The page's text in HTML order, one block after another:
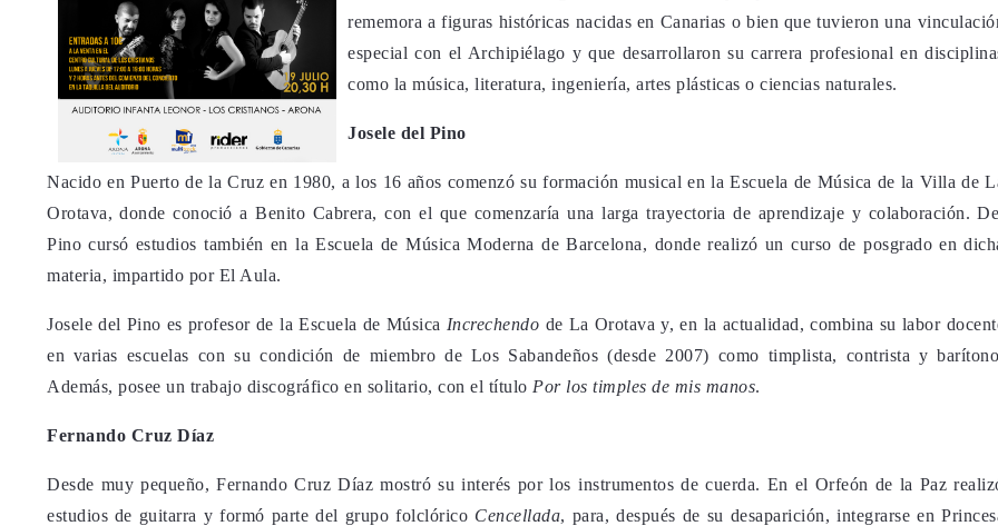
rememora a figuras históricas nacidas en Canarias o bien que tuvieron una
especial con el Archipiélago y que desarrollaron su carrera profesional en
como la música, literatura, ingeniería, artes plásticas o ciencias naturales.
Josele del Pino
Nacido en Puerto de la Cruz en 1980, a los 16 años comenzó su formación musical en la Escuela de Música de la Villa de
Orotava, donde conoció a Benito Cabrera, con el que comenzaría una larga trayectoria de aprendizaje y colaboración.
Pino cursó estudios también en la Escuela de Música Moderna de Barcelona, donde realizó un curso de posgrado en
materia, impartido por El Aula.
Josele del Pino es profesor de la Escuela de Música Increchendo de La Orotava y, en la actualidad, combina su labor
en varias escuelas con su condición de miembro de Los Sabandeños (desde 2007) como timplista, contrista y
Además, posee un trabajo discográfico en solitario, con el título Por los timples de mis manos.
Fernando Cruz Díaz
Desde muy pequeño, Fernando Cruz Díaz mostró su interés por los instrumentos de cuerda. En el Orfeón de la Paz
estudios de guitarra y formó parte del grupo folclórico Cencellada, para, después de su desaparición, integrarse en